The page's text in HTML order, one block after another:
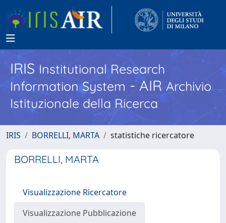
IRISInstitutional Research
Information System - AIR Archivio
Istituzionale della Ricerca
IRIS BORRELLI, MARTA statistiche ricercatore
BORRELLI, MARTA
Visualizzazione Ricercatore
Visualizzazione Pubblicazione